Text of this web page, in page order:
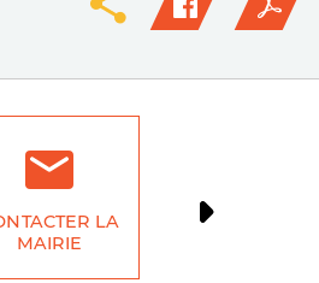
LA
MAIRIE